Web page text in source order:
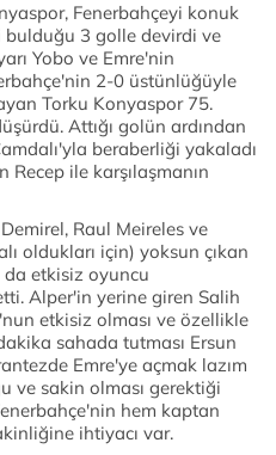
Fenerbahçeyi konuk
bulduğu 3 golle devirdi ve
Yobo ve Emre'nin
2-0 üstünlüğüyle
Torku Konyaspor 75.
Attığı golün ardından
beraberliği yakaladı
Recep ile karşılaşmanın
Raul Meireles ve
oldukları için) yoksun çıkan
da etkisiz oyuncu
Alper'in yerine giren Salih
etkisiz olması ve özellikle
sahada tutması Ersun
Emre'ye açmak lazım
ve sakin olması gerektiği
hem kaptan
ihtiyacı var.